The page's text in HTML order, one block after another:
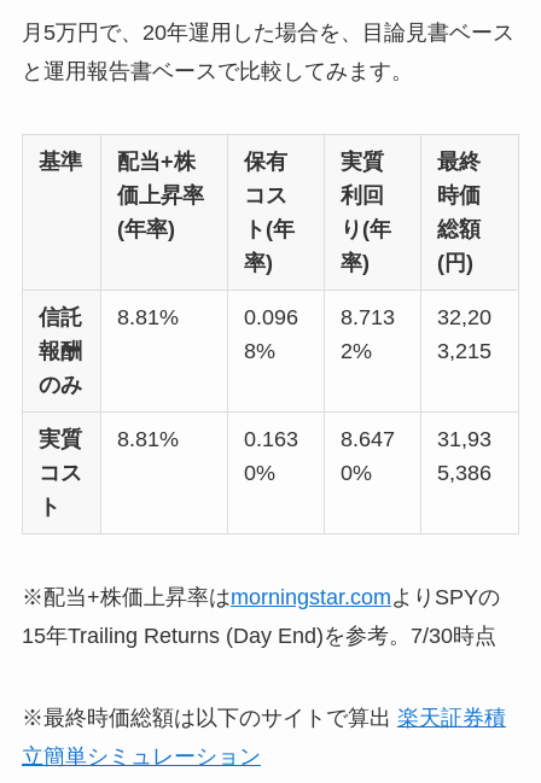
月5万円で、20年運用した場合を、目論見書ベース
と運用報告書ベースで比較してみます。
基準
配当+株
価上昇率
(年率)
保有
コス
ト(年
率)
実質
利回
り(年
率)
最終
時価
総額
(円)
信託
報酬
のみ
8.81%
0.096
8%
8.713
2%
32,20
3,215
実質
コス
ト
8.81%
0.163
0%
8.647
0%
31,93
5,386
※配当+株価上昇率はmorningstar.comよりSPYの
15年Trailing Returns (Day End)を参考。7/30時点
※最終時価総額は以下のサイトで算出 楽天証券積
立簡単シミュレーション